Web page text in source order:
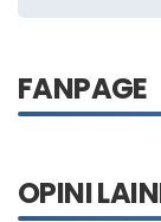
FANPAGE
OPINI